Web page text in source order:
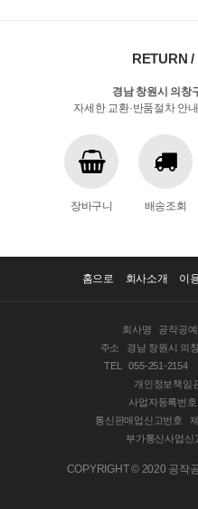
RETURN
경남 창원시 의창
자세한 교환·반품절차 안
장바구니 배송조회
홈으로 회사소개 이
회사명 공작공예
주소
경남 창원시 의
TEL
055-251-2154
개인정보책임
사업자등록번호
통신판매업신고번호
부가통신사업신
COPYRIGHT © 2020 공작